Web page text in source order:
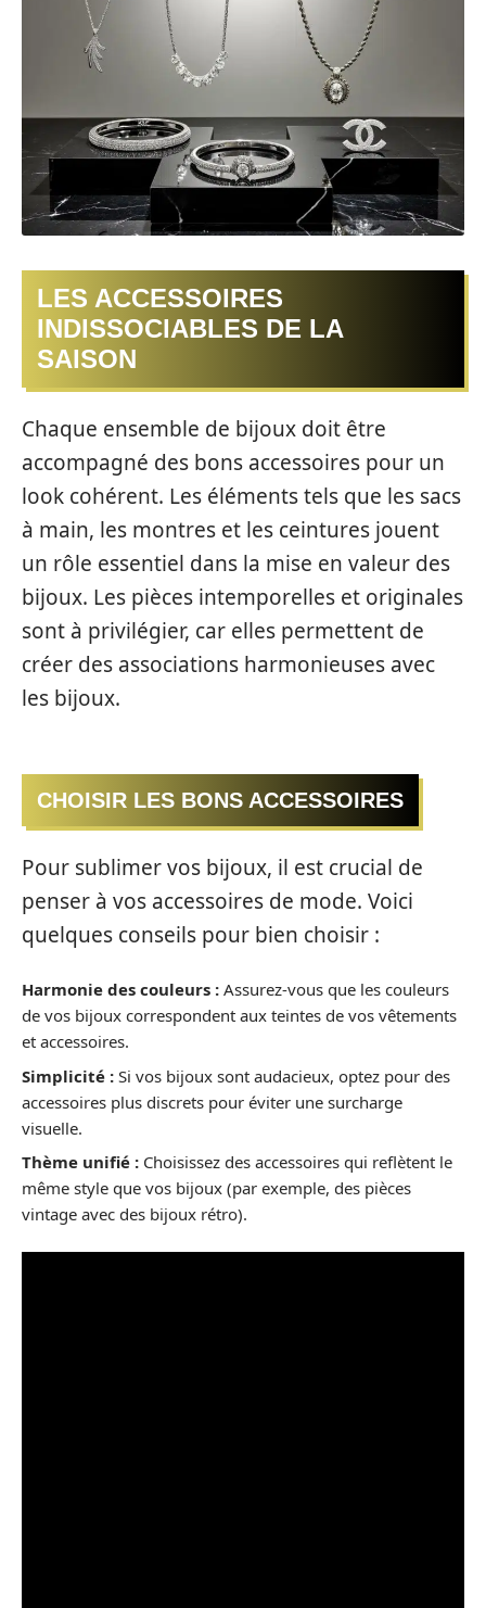
LES ACCESSOIRES
INDISSOCIABLES DE LA
SAISON
Chaque ensemble de bijoux doit être
accompagné des bons accessoires pour un
look cohérent. Les éléments tels que les sacs
à main, les montres et les ceintures jouent
un rôle essentiel dans la mise en valeur des
bijoux. Les pièces intemporelles et originales
sont à privilégier, car elles permettent de
créer des associations harmonieuses avec
les bijoux.
CHOISIR LES BONS ACCESSOIRES
Pour sublimer vos bijoux, il est crucial de
penser à vos accessoires de mode. Voici
quelques conseils pour bien choisir :
Harmonie des couleurs : Assurez-vous que les couleurs
de vos bijoux correspondent aux teintes de vos vêtements
et accessoires.
Simplicité : Si vos bijoux sont audacieux, optez pour des
accessoires plus discrets pour éviter une surcharge
visuelle.
Thème unifié : Choisissez des accessoires qui reflètent le
même style que vos bijoux (par exemple, des pièces
vintage avec des bijoux rétro).